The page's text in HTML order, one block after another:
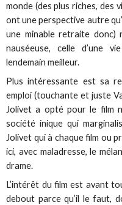
monde (des plus riches, des
ont une perspective autre
une minable retraite donc)
nauséeuse, celle d’une
lendemain meilleur.
Plus intéressante est sa
emploi (touchante et juste
Jolivet a opté pour le film
société inique qui
Jolivet qui à chaque film ou
ici, avec maladresse, le
drame.
L’intérêt du film est avant
debout parce qu’il le faut,